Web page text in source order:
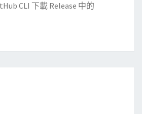
CLI 下載 Release 中的